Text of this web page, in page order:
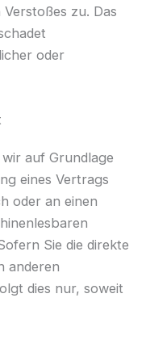
zu. Das
oder
auf Grundlage
eines Vertrags
oder an einen
Sie die direkte
anderen
dies nur, soweit